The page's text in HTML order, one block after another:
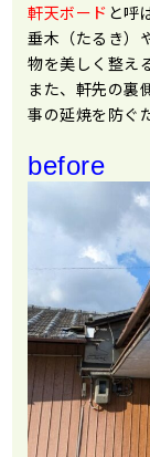
軒天ボード と呼
垂木（たるき）
物を美しく整え
また、軒先の裏
事の延焼を防ぐ
before